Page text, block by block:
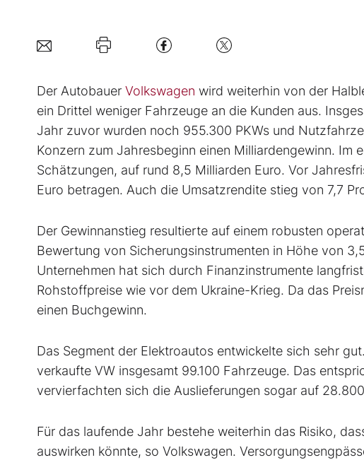
Der Autobauer Volkswagen wird weiterhin von der
ein Drittel weniger Fahrzeuge an die Kunden aus.
Jahr zuvor wurden noch 955.300 PKWs und
Konzern zum Jahresbeginn einen Milliardengewinn. Im
Schätzungen, auf rund 8,5 Milliarden Euro. Vor
Euro betragen. Auch die Umsatzrendite stieg von 7,7
Der Gewinnanstieg resultierte auf einem robusten
Bewertung von Sicherungsinstrumenten in Höhe von
Unternehmen hat sich durch Finanzinstrumente
Rohstoffpreise wie vor dem Ukraine-Krieg. Da das
einen Buchgewinn.
Das Segment der Elektroautos entwickelte sich sehr
verkaufte VW insgesamt 99.100 Fahrzeuge. Das
vervierfachten sich die Auslieferungen sogar auf
Für das laufende Jahr bestehe weiterhin das Risiko,
auswirken könnte, so Volkswagen.